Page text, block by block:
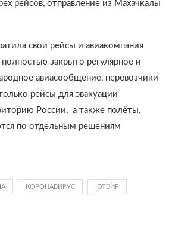
рейсов, отправление из Махачкалы
свои рейсы и авиакомпания
закрыто регулярное и
авиасообщение, перевозчики
рейсы для эвакуации
России, а также полёты,
по отдельным решениям
КОРОНАВИРУС ЮТЭЙР